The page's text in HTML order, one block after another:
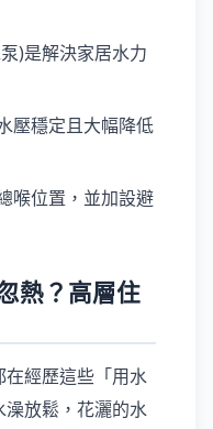
)是解決家居水力
壓穩定且大幅降低
喉位置，並加設避
熱？高層住
經歷這些「用水
放鬆，花灑的水